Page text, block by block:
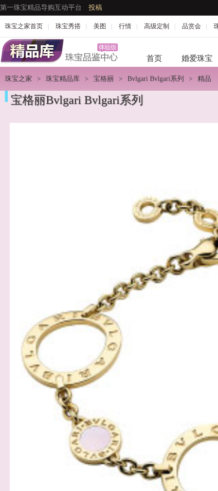
第一珠宝精品导购互动平台 投稿
珠宝之家首页 | 珠宝秀搭 | 美图 | 行情 | 高级定制 | 品赏会 |
首页 婚爱珠宝
珠宝之家 > 珠宝精品库 > 宝格丽 > Bvlgari Bvlgari系列 > 精品
宝格丽Bvlgari Bvlgari系列